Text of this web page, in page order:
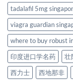
tadalafil 5mg
viagra guardian
where to buy robust
印度进口学名药
壮
西力士
西地那非